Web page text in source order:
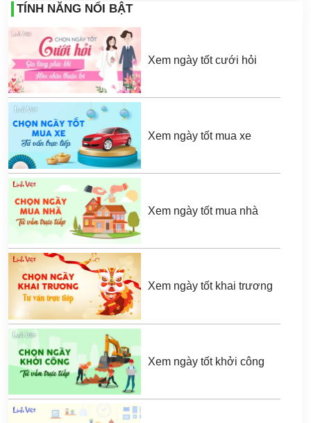
TÍNH NĂNG NỔI BẬT
Xem ngày tốt cưới hỏi
Xem ngày tốt mua xe
Xem ngày tốt mua nhà
Xem ngày tốt khai trương
Xem ngày tốt khởi công